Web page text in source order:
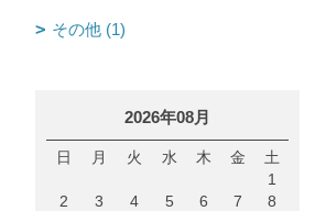
その他 (1)
2026年08月
日 月 火 水 木 金
土
1
2
3 4 5 6 7
8